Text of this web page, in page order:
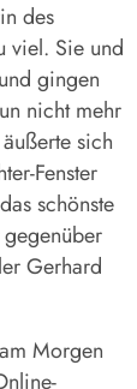
des
viel. Sie und
gingen
nicht mehr
sich
Fenster
schönste
Gerhard
Morgen